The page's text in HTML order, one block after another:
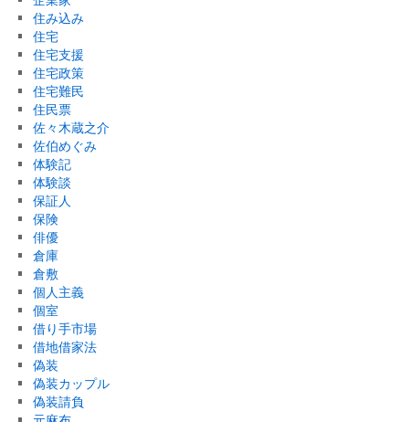
住み込み
住宅
住宅支援
住宅政策
住宅難民
住民票
佐々木蔵之介
佐伯めぐみ
体験記
体験談
保証人
保険
俳優
倉庫
倉敷
個人主義
個室
借り手市場
借地借家法
偽装
偽装カップル
偽装請負